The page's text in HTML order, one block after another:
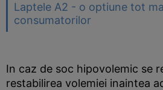
Laptele A2 - o optiune tot
consumatorilor
In caz de soc hipovolemic se
restabilirea volemiei inaintea